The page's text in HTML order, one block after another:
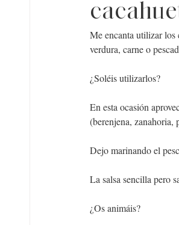
Me encanta utilizar los
verdura, carne o
¿Soléis utilizarlos?
En esta ocasión
(berenjena, zanahoria,
Dejo marinando el
La salsa sencilla pero
¿Os animáis?